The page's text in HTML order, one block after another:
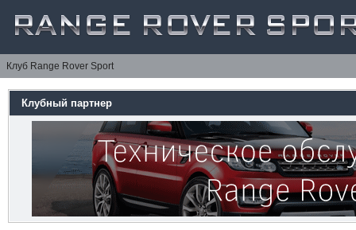
Клуб Range Rover Sport
Клубный партнер